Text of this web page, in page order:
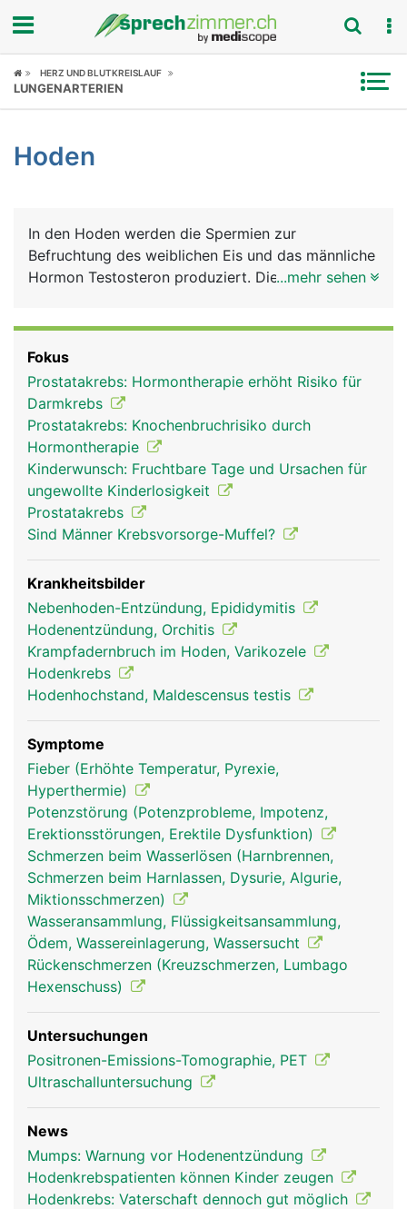
Fokus
Symptome
News
Rubriken
HERZ UND BLUTKREISLAUF
LUNGENARTERIEN
Hoden
In den Hoden werden die Spermien zur
Befruchtung des weiblichen Eis und das männliche
Hormon Testosteron produziert. Die Hoden liegen
...mehr sehen
Fokus
Prostatakrebs: Hormontherapie erhöht Risiko für
Darmkrebs
Prostatakrebs: Knochenbruchrisiko durch
Hormontherapie
Kinderwunsch: Fruchtbare Tage und Ursachen für
ungewollte Kinderlosigkeit
Prostatakrebs
Sind Männer Krebsvorsorge-Muffel?
Krankheitsbilder
Nebenhoden-Entzündung, Epididymitis
Hodenentzündung, Orchitis
Krampfadernbruch im Hoden, Varikozele
Hodenkrebs
Hodenhochstand, Maldescensus testis
Symptome
Fieber (Erhöhte Temperatur, Pyrexie,
Hyperthermie)
Potenzstörung (Potenzprobleme, Impotenz,
Erektionsstörungen, Erektile Dysfunktion)
Schmerzen beim Wasserlösen (Harnbrennen,
Schmerzen beim Harnlassen, Dysurie, Algurie,
Miktionsschmerzen)
Wasseransammlung, Flüssigkeitsansammlung,
Ödem, Wassereinlagerung, Wassersucht
Rückenschmerzen (Kreuzschmerzen, Lumbago
Hexenschuss)
Untersuchungen
Positronen-Emissions-Tomographie, PET
Ultraschalluntersuchung
News
Mumps: Warnung vor Hodenentzündung
Hodenkrebspatienten können Kinder zeugen
Hodenkrebs: Vaterschaft dennoch gut möglich